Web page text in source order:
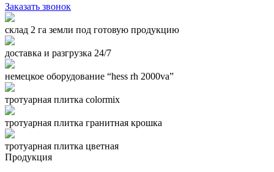
Заказать звонок
склад 2 га земли под готовую продукцию
доставка и разгрузка 24/7
немецкое оборудование “hess rh 2000va”
тротуарная плитка colormix
тротуарная плитка гранитная крошка
тротуарная плитка цветная
Продукция